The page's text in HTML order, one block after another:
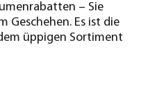
– Sie
Geschehen. Es ist die
üppigen Sortiment